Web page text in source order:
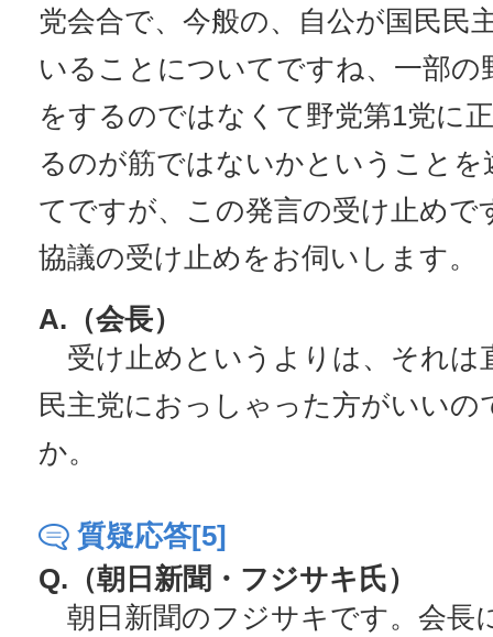
党会合で、今般の、自公が国民民
いることについてですね、一部の
をするのではなくて野党第1党に
るのが筋ではないかということ
てですが、この発言の受け止めで
協議の受け止めをお伺いします。
A.（会長）
受け止めというよりは、それは
民主党におっしゃった方がいい
か。
質疑応答[5]
Q.（朝日新聞・フジサキ氏）
朝日新聞のフジサキです。会長